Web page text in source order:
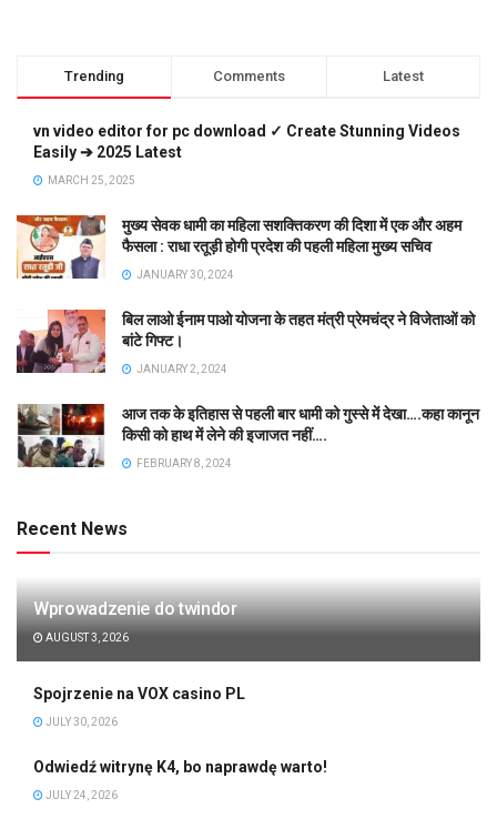
Trending Comments Latest
vn video editor for pc download ✓ Create Stunning Videos
Easily ➔ 2025 Latest
MARCH 25, 2025
मुख्य सेवक धामी का महिला सशक्तिकरण की दिशा में एक और अहम
फैसला : राधा रतूड़ी होगी प्रदेश की पहली महिला मुख्य सचिव
JANUARY 30, 2024
बिल लाओ ईनाम पाओ योजना के तहत मंत्री प्रेमचंद्र ने विजेताओं को
बांटे गिफ्ट।
JANUARY 2, 2024
आज तक के इतिहास से पहली बार धामी को गुस्से में देखा….कहा कानून
किसी को हाथ में लेने की इजाजत नहीं….
FEBRUARY 8, 2024
Recent News
Wprowadzenie do twindor
AUGUST 3, 2026
Spojrzenie na VOX casino PL
JULY 30, 2026
Odwiedź witrynę K4, bo naprawdę warto!
JULY 24, 2026